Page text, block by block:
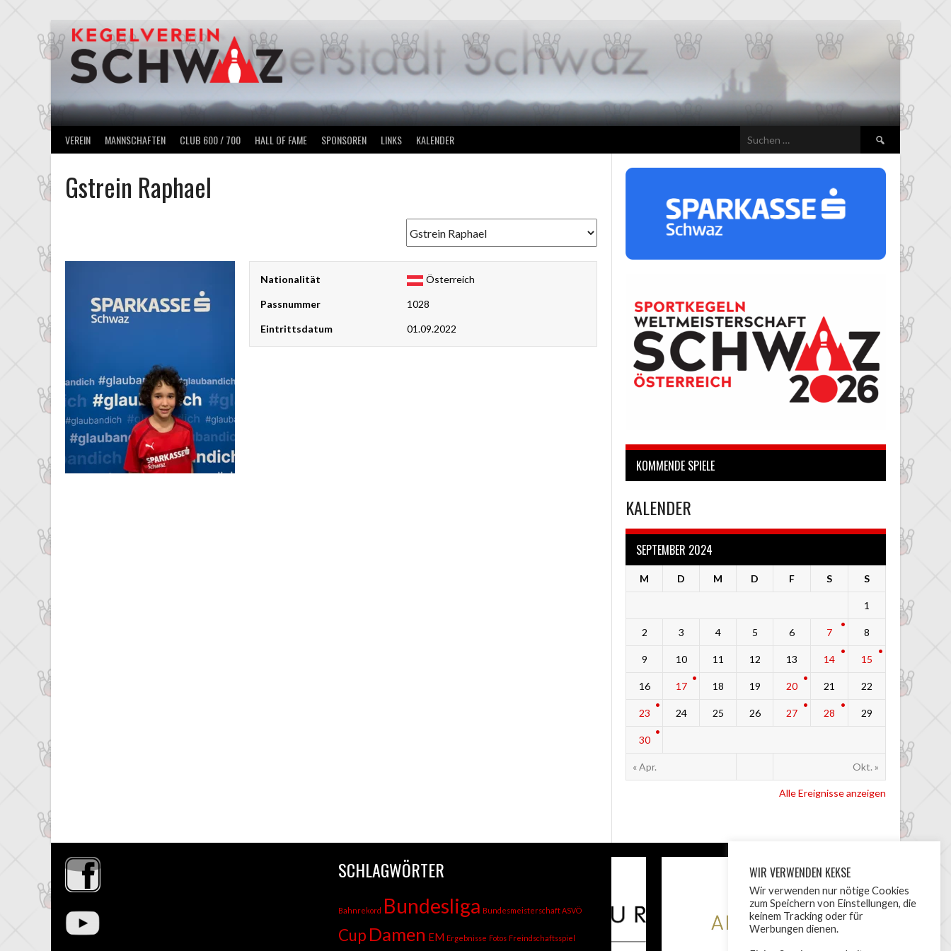
VEREIN MANNSCHAFTEN CLUB 600 / 700 HALL OF FAME SPONSOREN LINKS KALENDER
Suchen
nach:
Gstrein Raphael
Nationalität Österreich
Passnummer 1028
Eintrittsdatum 01.09.2022
KOMMENDE SPIELE
KALENDER
SEPTEMBER 2024
M D M D F S S
« Apr. Okt. »
1
2 3 4 5 6 7 8
9 10 11 12 13 14 15
16 17 18 19 20 21 22
23 24 25 26 27 28 29
30
Alle Ereignisse anzeigen
SCHLAGWÖRTER
Bahnrekord Bundesliga Bundesmeisterschaft ASVÖ
Cup Damen EM Ergebnisse Fotos Freindschaftsspiel
WIR VERWENDEN KEKSE
Wir verwenden nur nötige Cookies
zum Speichern von Einstellungen, die
keinem Tracking oder für
Werbungen dienen.